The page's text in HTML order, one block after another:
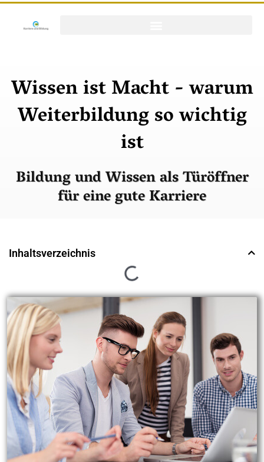
Wissen ist Macht - warum
Weiterbildung so wichtig
ist
Bildung und Wissen als Türöffner
für eine gute Karriere
Inhaltsverzeichnis